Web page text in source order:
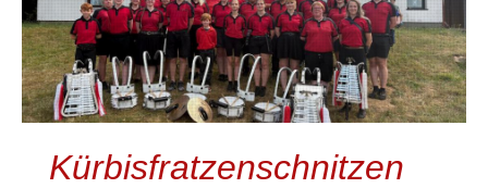
Kürbisfratzenschnitzen